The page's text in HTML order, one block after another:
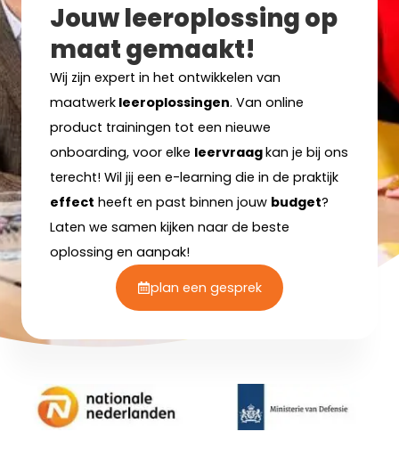
Jouw leeroplossing op
maat gemaakt!
Wij zijn expert in het ontwikkelen van
maatwerk leeroplossingen. Van online
product trainingen tot een nieuwe
onboarding, voor elke leervraagkan je bij ons
terecht! Wil jij een e-learning die in de praktijk
effect heeft en past binnen jouw budget?
Laten we samen kijken naar de beste
oplossing en aanpak!
plan een gesprek